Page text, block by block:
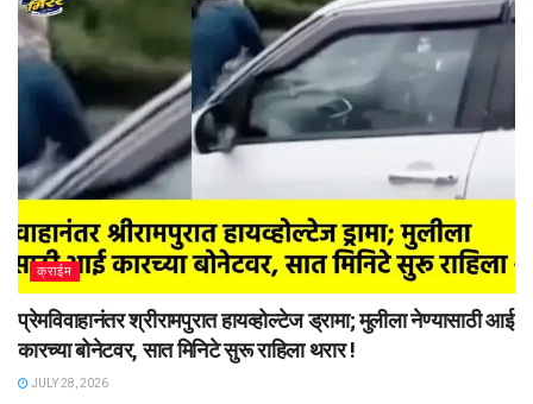
क्राईम
प्रेमविवाहानंतर श्रीरामपुरात हायव्होल्टेज ड्रामा; मुलीला नेण्यासाठी आई
कारच्या बोनेटवर, सात मिनिटे सुरू राहिला थरार !
JULY 28, 2026